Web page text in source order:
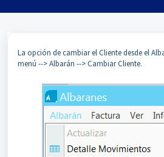
La opción de cambiar el Cliente desde el
menú --> Albarán --> Cambiar Cliente.